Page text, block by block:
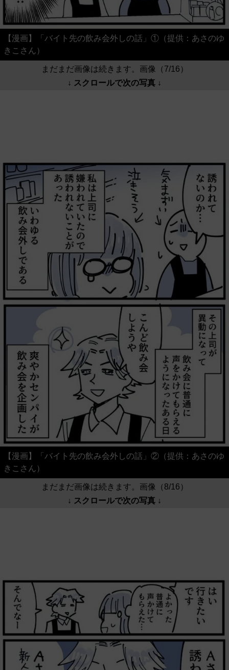
【漫画】「バイト先の飲み会外しの話」①（提供：あさのゆ
きこさん）
まだまだ画像は続きます。画像（7/16）
↓ スクロールで次の写真 ↓
【漫画】「バイト先の飲み会外しの話」②（提供：あさのゆ
きこさん）
まだまだ画像は続きます。画像（8/16）
↓ スクロールで次の写真 ↓